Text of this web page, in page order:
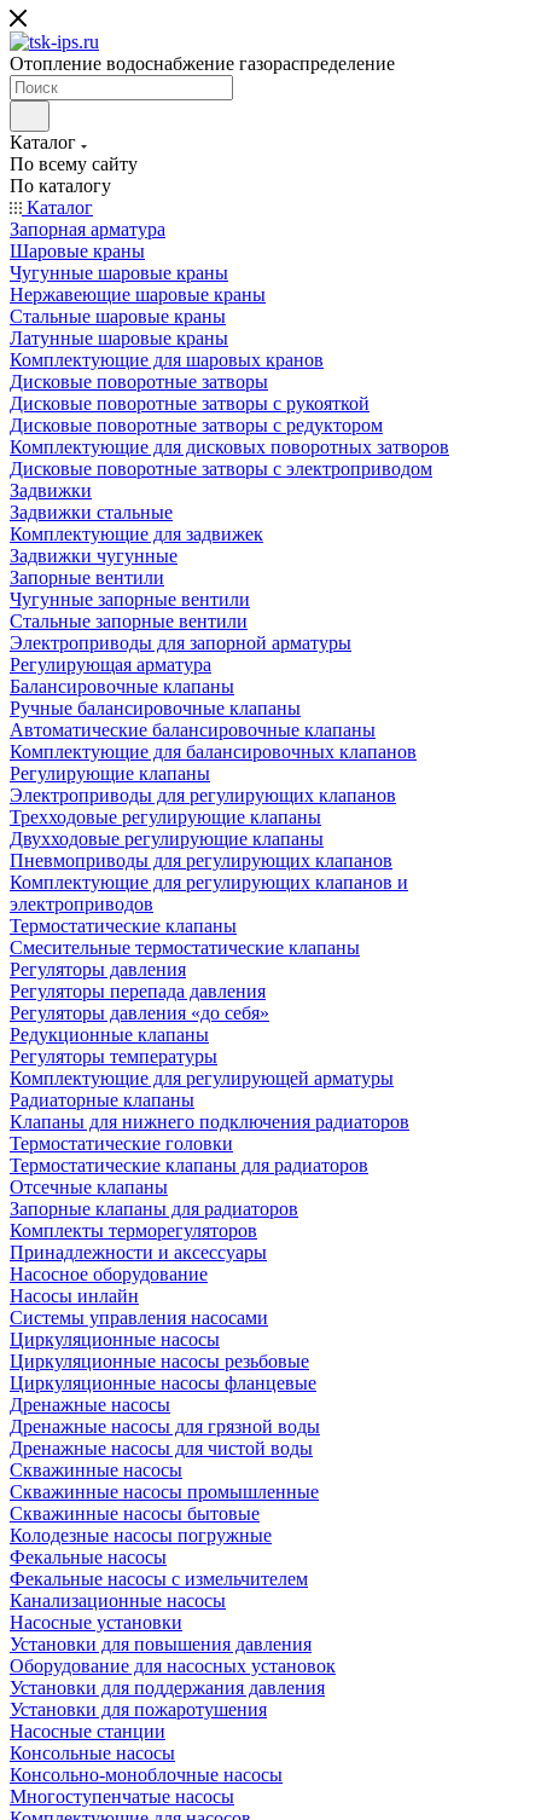
Отопление водоснабжение газораспределение
Каталог
По всему сайту
По каталогу
Каталог
Запорная арматура
Шаровые краны
Чугунные шаровые краны
Нержавеющие шаровые краны
Стальные шаровые краны
Латунные шаровые краны
Комплектующие для шаровых кранов
Дисковые поворотные затворы
Дисковые поворотные затворы с рукояткой
Дисковые поворотные затворы с редуктором
Комплектующие для дисковых поворотных затворов
Дисковые поворотные затворы с электроприводом
Задвижки
Задвижки стальные
Комплектующие для задвижек
Задвижки чугунные
Запорные вентили
Чугунные запорные вентили
Стальные запорные вентили
Электроприводы для запорной арматуры
Регулирующая арматура
Балансировочные клапаны
Ручные балансировочные клапаны
Автоматические балансировочные клапаны
Комплектующие для балансировочных клапанов
Регулирующие клапаны
Электроприводы для регулирующих клапанов
Трехходовые регулирующие клапаны
Двухходовые регулирующие клапаны
Пневмоприводы для регулирующих клапанов
Комплектующие для регулирующих клапанов и
электроприводов
Термостатические клапаны
Смесительные термостатические клапаны
Регуляторы давления
Регуляторы перепада давления
Регуляторы давления «до себя»
Редукционные клапаны
Регуляторы температуры
Комплектующие для регулирующей арматуры
Радиаторные клапаны
Клапаны для нижнего подключения радиаторов
Термостатические головки
Термостатические клапаны для радиаторов
Отсечные клапаны
Запорные клапаны для радиаторов
Комплекты терморегуляторов
Принадлежности и аксессуары
Насосное оборудование
Насосы инлайн
Системы управления насосами
Циркуляционные насосы
Циркуляционные насосы резьбовые
Циркуляционные насосы фланцевые
Дренажные насосы
Дренажные насосы для грязной воды
Дренажные насосы для чистой воды
Скважинные насосы
Скважинные насосы промышленные
Скважинные насосы бытовые
Колодезные насосы погружные
Фекальные насосы
Фекальные насосы с измельчителем
Канализационные насосы
Насосные установки
Установки для повышения давления
Оборудование для насосных установок
Установки для поддержания давления
Установки для пожаротушения
Насосные станции
Консольные насосы
Консольно-моноблочные насосы
Многоступенчатые насосы